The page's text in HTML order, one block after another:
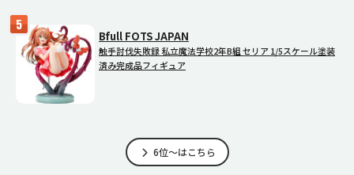
Bfull FOTS JAPAN
触手討伐失敗録 私立魔法学校2年B組 セリア 1/5スケール塗装
済み完成品フィギュア
6位～はこちら